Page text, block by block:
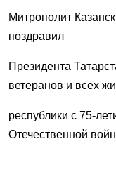
Митрополит
поздравил
Президента
ветеранов и всех
республики с 75-
Отечественной